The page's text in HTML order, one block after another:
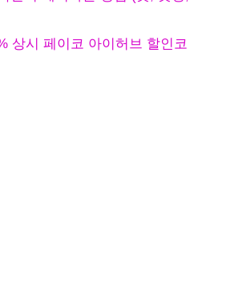
상시 페이코 아이허브 할인코